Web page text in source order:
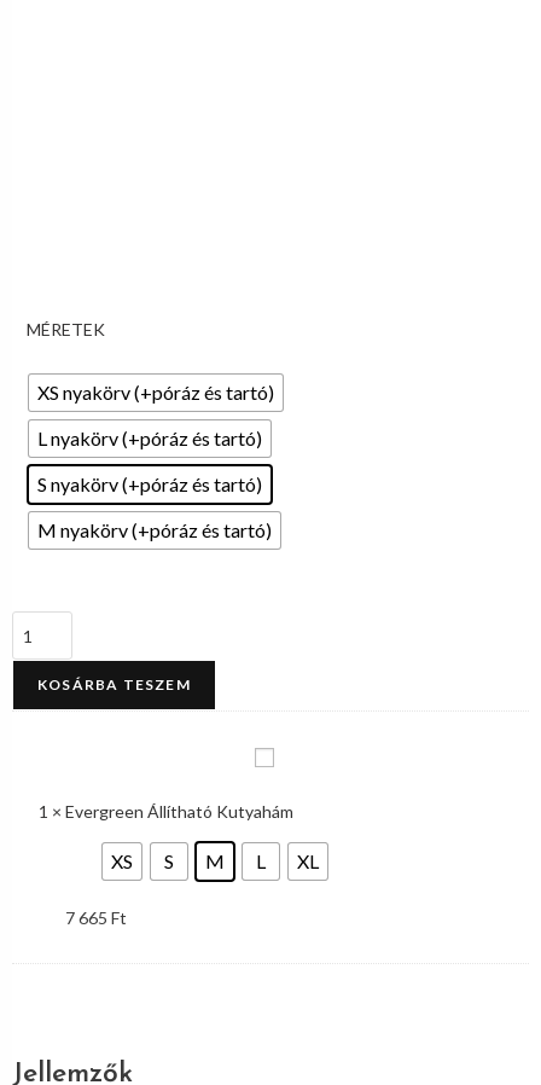
MÉRETEK
XS nyakörv (+póráz és tartó)
L nyakörv (+póráz és tartó)
S nyakörv (+póráz és tartó)
M nyakörv (+póráz és tartó)
KOSÁRBA TESZEM
1 ×Evergreen Állítható Kutyahám
XS S M L XL
7 665 Ft
Jellemzők